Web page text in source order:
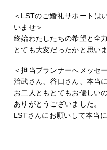
＜LSTのご婚礼サポートは
いませ＞
終始わたしたちの希望と全
とても大変だったかと思い
＜担当プランナーへメッセ
治武さん、谷口さん、本当
お二人ともとてもお優しい
ありがとうございました。
LSTさんにお願いして本当